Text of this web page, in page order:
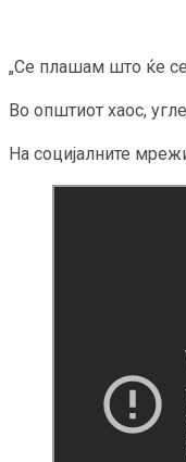
„Се плашам што ќе
Во општиот хаос,
На социјалните